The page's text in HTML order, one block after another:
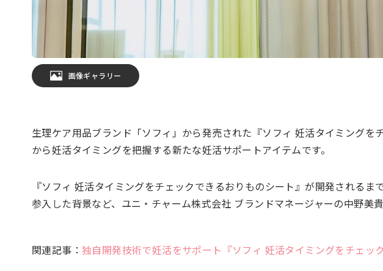
画像ギャラリー
生理ケア用品ブランド「ソフィ」から発売された『ソフィ 妊活タイミングを
から妊活タイミングを把握する新たな妊活サポートアイテムです。
『ソフィ 妊活タイミングをチェックできるおりものシート』が開発される
参入した背景など、ユニ・チャーム株式会社 ブランドマネージャーの中野美
関連記事： 独自開発技術で妊活をサポート『ソフィ 妊活タイミングをチェッ